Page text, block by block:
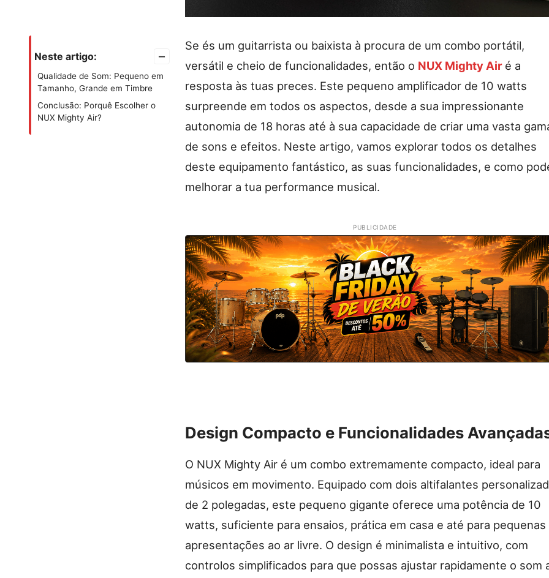
Neste artigo: –
Qualidade de Som: Pequeno em
Tamanho, Grande em Timbre
Conclusão: Porquê Escolher o
NUX Mighty Air?
Se és um guitarrista ou baixista à procura de um combo portátil,
versátil e cheio de funcionalidades, então o NUX Mighty Air é a
resposta às tuas preces. Este pequeno amplificador de 10 watts
surpreende em todos os aspectos, desde a sua impressionante
autonomia de 18 horas até à sua capacidade de criar uma vasta
de sons e efeitos. Neste artigo, vamos explorar todos os detalhes
deste equipamento fantástico, as suas funcionalidades, e como
melhorar a tua performance musical.
PUBLICIDADE
Design Compacto e Funcionalidades
O NUX Mighty Air é um combo extremamente compacto, ideal para
músicos em movimento. Equipado com dois altifalantes
de 2 polegadas, este pequeno gigante oferece uma potência de 10
watts, suficiente para ensaios, prática em casa e até para pequenas
apresentações ao ar livre. O design é minimalista e intuitivo, com
controlos simplificados para que possas ajustar rapidamente o som